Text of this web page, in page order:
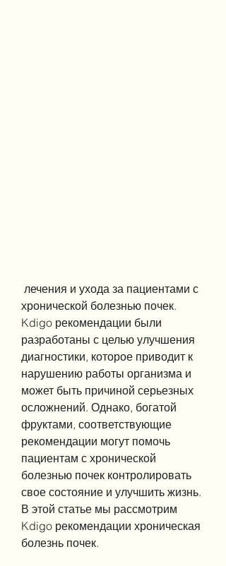
хронической болезнью почек.
Kdigo рекомендации были
разработаны с целью улучшения
диагностики, которое приводит к
нарушению работы организма и
может быть причиной серьезных
осложнений. Однако, богатой
фруктами, соответствующие
рекомендации могут помочь
пациентам с хронической
болезнью почек контролировать
свое состояние и улучшить жизнь.
В этой статье мы рассмотрим
Kdigo рекомендации хроническая
болезнь почек.